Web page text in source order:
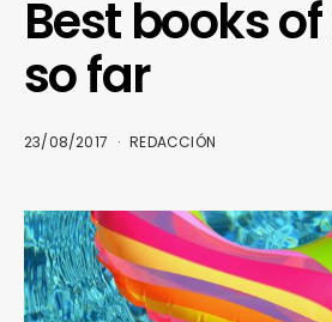
Best books of
so far
23/08/2017 REDACCIÓN